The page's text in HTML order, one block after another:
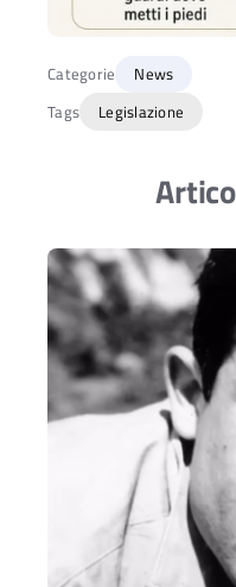
Categorie
News
Tags
Legislazione